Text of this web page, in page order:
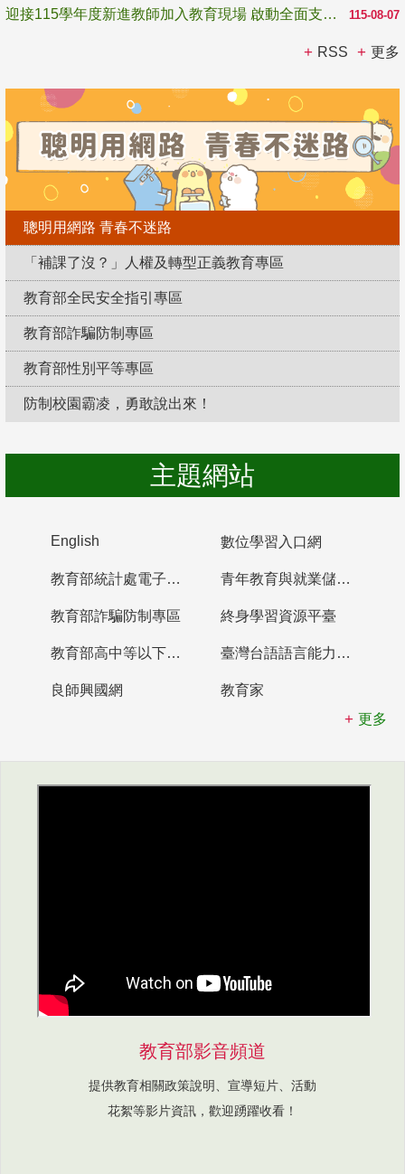
115-08-07
迎接115學年度新進教師加入教育現場 啟動全面支持陪伴
RSS 更多
聰明用網路 青春不迷路
「補課了沒？」人權及轉型正義教育專區
教育部全民安全指引專區
教育部詐騙防制專區
教育部性別平等專區
防制校園霸凌，勇敢說出來！
主題網站
English 數位學習入口網
教育部統計處電子書櫃 青年教育與就業儲蓄帳戶
教育部詐騙防制專區 終身學習資源平臺
教育部高中等以下學校及幼兒園教師資格檢定考試 臺灣台語語言能力認證網站
良師興國網
教育家
更多
教育部影音頻道
提供教育相關政策說明、宣導短片、活動
花絮等影片資訊，歡迎踴躍收看！